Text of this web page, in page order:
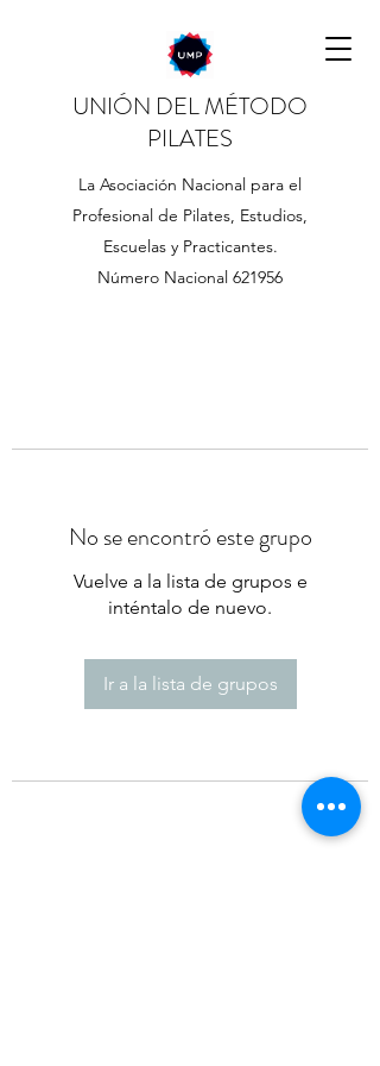
UNIÓN DEL MÉTODO
PILATES
La Asociación Nacional para el
Profesional de Pilates, Estudios,
Escuelas y Practicantes.
Número Nacional 621956
No se encontró este grupo
Vuelve a la lista de grupos e
inténtalo de nuevo.
Ir a la lista de grupos